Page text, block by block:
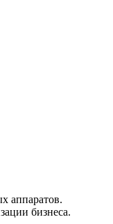
аппаратов.
бизнеса.